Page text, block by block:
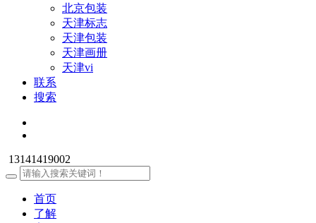
北京包装
天津标志
天津包装
天津画册
天津vi
联系
搜索
13141419002
首页
了解